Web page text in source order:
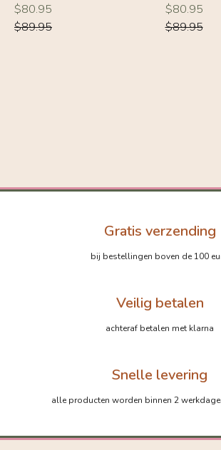
Normale
prijs
$80.95
Normale
prijs
$89.95
Normale
prijs
$80.95
Normale
prijs
$89.95
Gratis verzending
bij bestellingen boven de 100
Veilig betalen
achteraf betalen met klarna
Snelle levering
alle producten worden binnen 2